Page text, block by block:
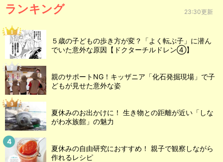
ランキング 23:30更新
５歳の子どもの歩き方が変？「よく転ぶ子」に潜ん
でいた意外な原因【ドクターチルドレン④】
親のサポートNG！キッザニア「化石発掘現場」で子
どもが見せた意外な姿
夏休みのお出かけに！ 生き物との距離が近い「しな
がわ水族館」の魅力
夏休みの自由研究におすすめ！ 親子で観察しながら
作れるレシピ